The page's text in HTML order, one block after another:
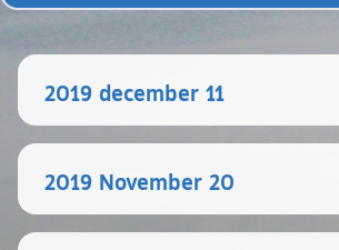
2019 december 11
2019 November 20